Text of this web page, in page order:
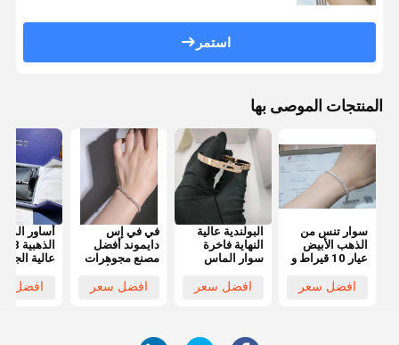
استمر
المنتجات الموصى بها
سوار تنس من
الذهب الأبيض
عيار 10 قيراط و
الألماس
افضل سعر
البولندية عالية
النهاية فاخرة
سوار الماس
المجوهرات في
افضل سعر
في في إس
دايموند أفضل
مصنع مجوهرات
التنس للنساء
افضل سعر
أساور
عالية
المخصصة
افضل